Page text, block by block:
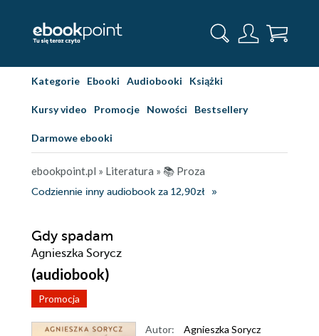
Kategorie Ebooki Audiobooki Książki
Kursy video Promocje Nowości Bestsellery
Darmowe ebooki
ebookpoint.pl » Literatura » 📚 Proza
Codziennie inny audiobook za 12,90zł
Gdy spadam
Agnieszka Sorycz
(audiobook)
Promocja
Autor:
Agnieszka Sorycz